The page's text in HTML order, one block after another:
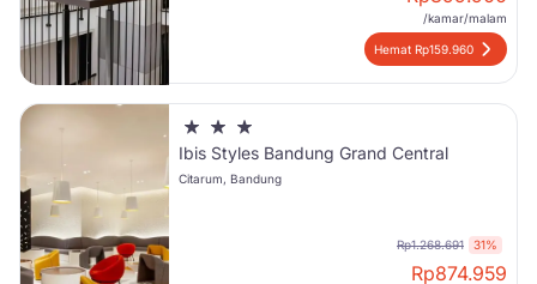
/kamar/malam
Hemat Rp159.960
Ibis Styles Bandung Grand Central
Citarum, Bandung
Rp1.268.691 31%
Rp874.959